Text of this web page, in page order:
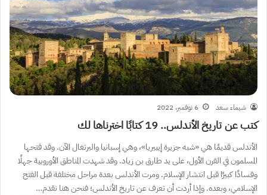
شيماء سعد 6 نوفمبر، 2022
كتب عن تاريخ الأندلس.. 19 كتابًا اخترناها لك
الأندلس قديمًا هي «شبه جزيرة إيبيريا»، وهي إسبانيا والبرتغال الآن. وقد فتحها
المسلمون في القرن الأول، على يد طارق بن زياد. وقد شهدت المناطق الأوروبية جهلًا
وفسادًا كبيرًا قبل انتشار الإسلام. ومرت الأندلس بعدة مراحل مختلفة قبل الفتح
الإسلامي، وبعده. وإذا أردت أن تعرف عن تاريخ الأندلس؛ فنحن هنا نقدم…